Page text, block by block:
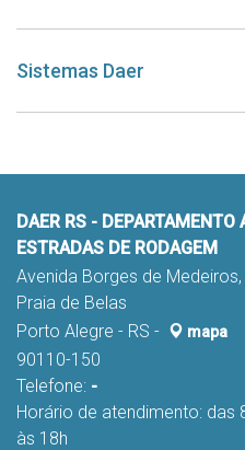
Sistemas Daer
DAER RS - DEPARTAMENTO
ESTRADAS DE RODAGEM
Avenida Borges de
Praia de Belas
Porto Alegre - RS -
mapa
90110-150
Telefone: -
Horário de atendimento: das
às 18h